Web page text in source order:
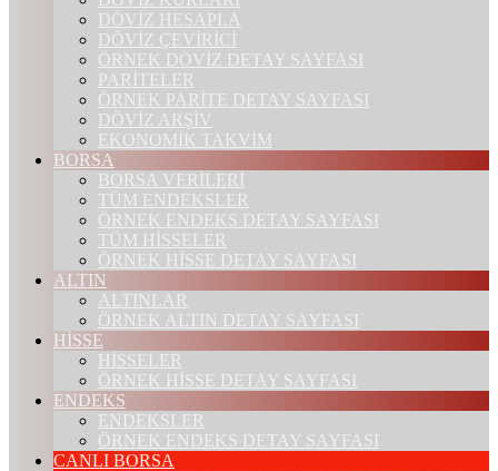
DÖVİZ HESAPLA
DÖVİZ ÇEVİRİCİ
ÖRNEK DÖVİZ DETAY SAYFASI
PARİTELER
ÖRNEK PARİTE DETAY SAYFASI
DÖVİZ ARŞİV
EKONOMİK TAKVİM
BORSA
BORSA VERİLERİ
TÜM ENDEKSLER
ÖRNEK ENDEKS DETAY SAYFASI
TÜM HİSSELER
ÖRNEK HİSSE DETAY SAYFASI
ALTIN
ALTINLAR
ÖRNEK ALTIN DETAY SAYFASI
HİSSE
HİSSELER
ÖRNEK HİSSE DETAY SAYFASI
ENDEKS
ENDEKSLER
ÖRNEK ENDEKS DETAY SAYFASI
CANLI BORSA